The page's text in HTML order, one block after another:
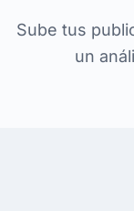
Sube tus
un